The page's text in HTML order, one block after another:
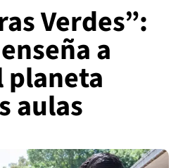
Verdes”:
a
planeta
aulas